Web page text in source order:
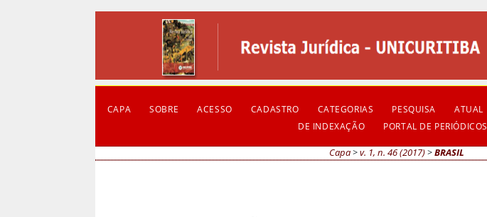
CAPA SOBRE ACESSO CADASTRO CATEGORIAS PESQUISA ATUAL
DE INDEXAÇÃO
PORTAL DE PERIÓDICOS
Capa>v. 1, n. 46 (2017)>BRASIL